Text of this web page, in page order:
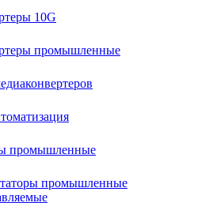
10G
промышленные
промышленные
промышленные